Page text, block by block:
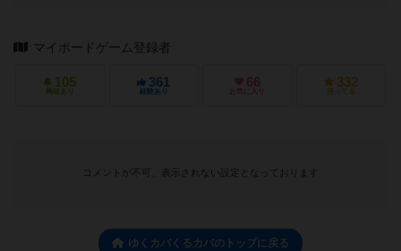
マイボードゲーム登録者
105
興味あり
361
経験あり
66
お気に入り
332
持ってる
コメントが不可、表示されない設定となっております
ゆくカバくるカバのトップに戻る